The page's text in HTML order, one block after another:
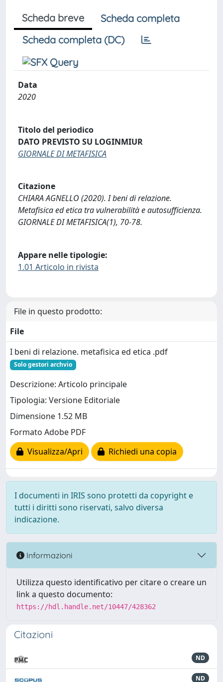
Scheda breve
Scheda completa
Scheda completa (DC)
Data
2020
Titolo del periodico
DATO PREVISTO SU LOGINMIUR
GIORNALE DI METAFISICA
Citazione
CHIARA AGNELLO (2020). I beni di relazione.
Metafisica ed etica tra vulnerabilità e autosufficienza.
GIORNALE DI METAFISICA(1), 70-78.
Appare nelle tipologie:
1.01 Articolo in rivista
File in questo prodotto:
File
I beni di relazione. metafisica ed etica .pdf
Solo gestori archvio
Descrizione: Articolo principale
Tipologia: Versione Editoriale
Dimensione 1.52 MB
Formato Adobe PDF
Visualizza/Apri
Richiedi una copia
I documenti in IRIS sono protetti da copyright e
tutti i diritti sono riservati, salvo diversa
indicazione.
Informazioni
Utilizza questo identificativo per citare o creare un
link a questo documento:
https://hdl.handle.net/10447/428362
Citazioni
ND
ND